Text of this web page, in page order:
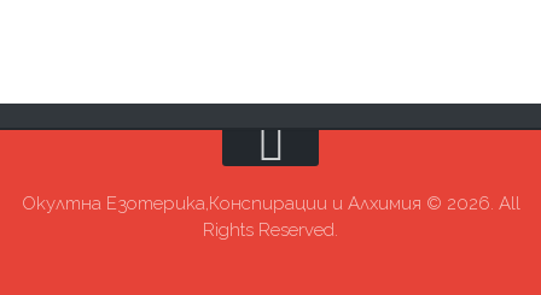
Окултна Езотерика,Конспирации и Алхимия © 2026. All
Rights Reserved.